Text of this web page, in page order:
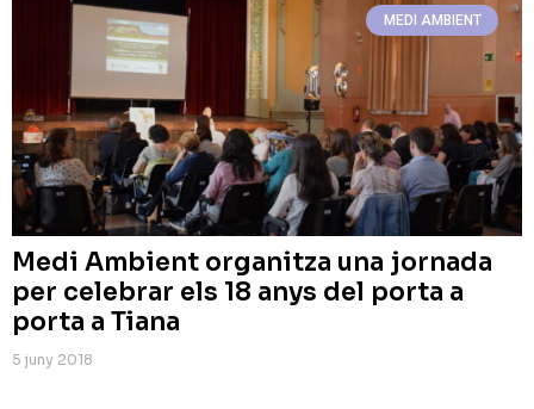
MEDI AMBIENT
Medi Ambient organitza una jornada
per celebrar els 18 anys del porta a
porta a Tiana
5 juny 2018